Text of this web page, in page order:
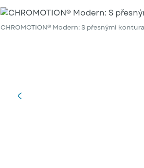
CHROMOTION® Modern: S přesnými